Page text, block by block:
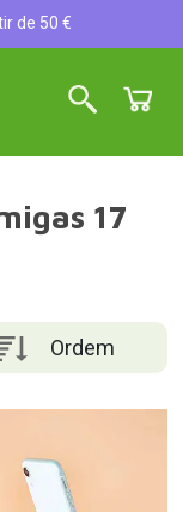
de 50 €
17
Ordem